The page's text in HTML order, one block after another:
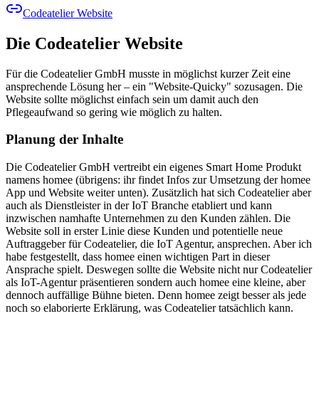
Codeatelier Website
Die Codeatelier Website
Für die Codeatelier GmbH musste in möglichst kurzer Zeit eine
ansprechende Lösung her – ein "Website-Quicky" sozusagen. Die
Website sollte möglichst einfach sein um damit auch den
Pflegeaufwand so gering wie möglich zu halten.
Planung der Inhalte
Die Codeatelier GmbH vertreibt ein eigenes Smart Home Produkt
namens homee (übrigens: ihr findet Infos zur Umsetzung der homee
App und Website weiter unten). Zusätzlich hat sich Codeatelier aber
auch als Dienstleister in der IoT Branche etabliert und kann
inzwischen namhafte Unternehmen zu den Kunden zählen. Die
Website soll in erster Linie diese Kunden und potentielle neue
Auftraggeber für Codeatelier, die IoT Agentur, ansprechen. Aber ich
habe festgestellt, dass homee einen wichtigen Part in dieser
Ansprache spielt. Deswegen sollte die Website nicht nur Codeatelier
als IoT-Agentur präsentieren sondern auch homee eine kleine, aber
dennoch auffällige Bühne bieten. Denn homee zeigt besser als jede
noch so elaborierte Erklärung, was Codeatelier tatsächlich kann.